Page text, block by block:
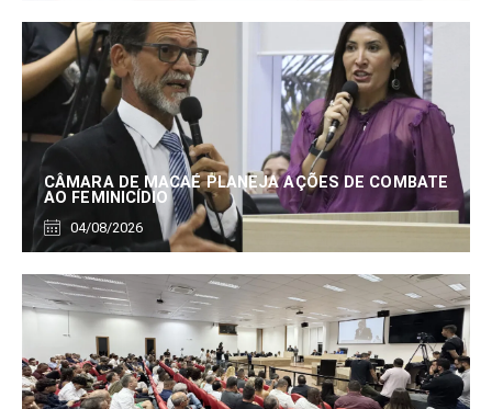
CÂMARA DE MACAÉ PLANEJA AÇÕES DE COMBATE
AO FEMINICÍDIO
04/08/2026